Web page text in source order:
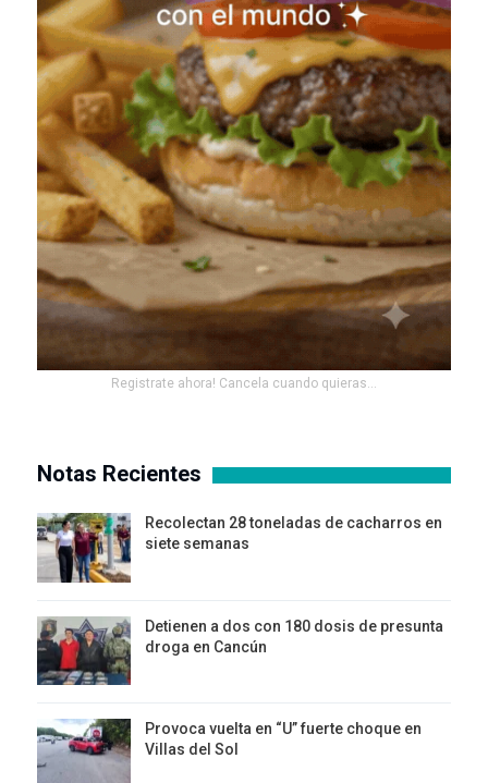
Registrate ahora! Cancela cuando quieras...
Notas Recientes
Recolectan 28 toneladas de cacharros en
siete semanas
Detienen a dos con 180 dosis de presunta
droga en Cancún
Provoca vuelta en “U” fuerte choque en
Villas del Sol